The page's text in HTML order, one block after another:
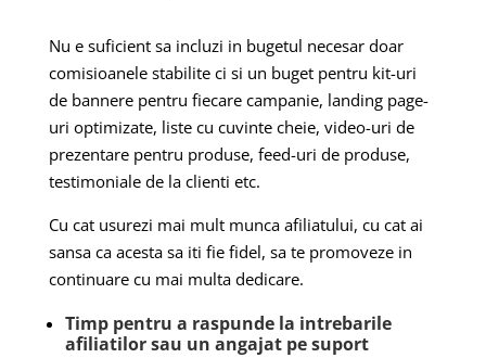
Nu e suficient sa incluzi in bugetul necesar doar
comisioanele stabilite ci si un buget pentru kit-uri
de bannere pentru fiecare campanie, landing page-
uri optimizate, liste cu cuvinte cheie, video-uri de
prezentare pentru produse, feed-uri de produse,
testimoniale de la clienti etc.
Cu cat usurezi mai mult munca afiliatului, cu cat ai
sansa ca acesta sa iti fie fidel, sa te promoveze in
continuare cu mai multa dedicare.
Timp pentru a raspunde la intrebarile
afiliatilor sau un angajat pe suport